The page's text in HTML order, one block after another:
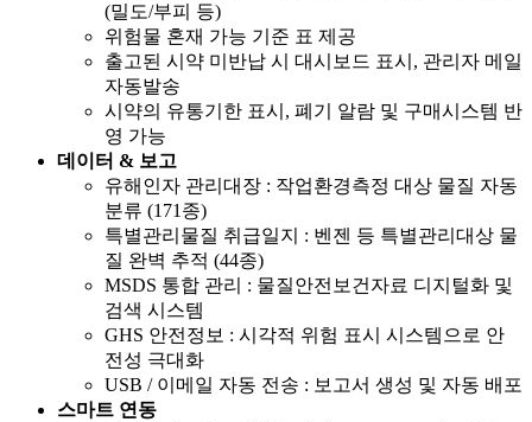
(밀도/부피 등)
위험물 혼재 가능 기준 표 제공
출고된 시약 미반납 시 대시보드 표시, 관리자 메일
자동발송
시약의 유통기한 표시, 폐기 알람 및 구매시스템 반
영 가능
데이터 & 보고
유해인자 관리대장 : 작업환경측정 대상 물질 자동
분류 (171종)
특별관리물질 취급일지 : 벤젠 등 특별관리대상 물
질 완벽 추적 (44종)
MSDS 통합 관리 : 물질안전보건자료 디지털화 및
검색 시스템
GHS 안전정보 : 시각적 위험 표시 시스템으로 안
전성 극대화
USB / 이메일 자동 전송 : 보고서 생성 및 자동 배포
스마트 연동